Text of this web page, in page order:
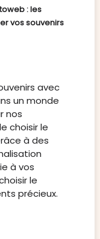
: les
vos souvenirs
avec
un monde
nos
choisir le
à des
à vos
le
précieux.